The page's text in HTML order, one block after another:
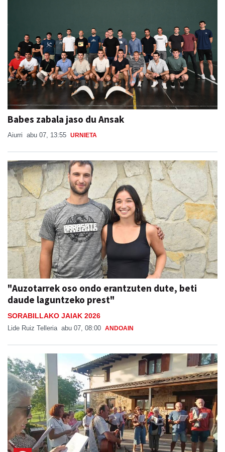
Babes zabala jaso du Ansak
Aiurri abu 07, 13:55 URNIETA
"Auzotarrek oso ondo erantzuten dute, beti
daude laguntzeko prest"
SORABILLAKO JAIAK 2026
Lide Ruiz Telleria abu 07, 08:00 ANDOAIN